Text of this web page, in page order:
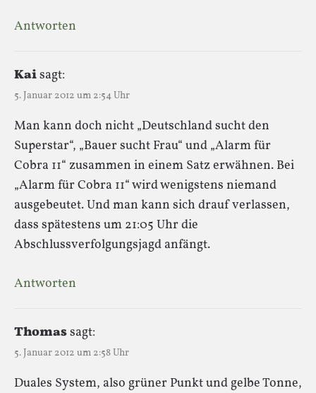
Antworten
Kaisagt:
5. Januar 2012 um 2:54 Uhr
Man kann doch nicht „Deutschland sucht den
Superstar“, „Bauer sucht Frau“ und „Alarm für
Cobra 11“ zusammen in einem Satz erwähnen. Bei
„Alarm für Cobra 11“ wird wenigstens niemand
ausgebeutet. Und man kann sich drauf verlassen,
dass spätestens um 21:05 Uhr die
Abschlussverfolgungsjagd anfängt.
Antworten
Thomassagt:
5. Januar 2012 um 2:58 Uhr
Duales System, also grüner Punkt und gelbe Tonne,